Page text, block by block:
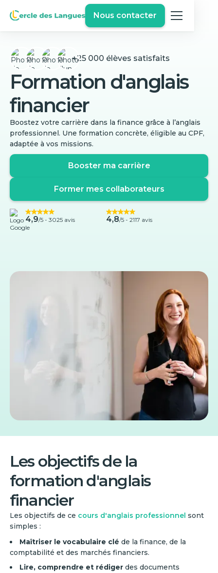
Nous contacter
+25 000 élèves satisfaits
Formation d'anglais
financier
Boostez votre carrière dans la finance grâce à l’anglais
professionnel. Une formation concrète, éligible au CPF,
adaptée à vos missions.
Booster ma carrière
Former mes collaborateurs
4,9/5 - 3025 avis 4,8/5 - 2117 avis
Les objectifs de la
formation d'anglais
financier
Les objectifs de ce cours d'anglais professionnel sont
simples :
Maîtriser le vocabulaire clé de la finance, de la
comptabilité et des marchés financiers.
Lire, comprendre et rédiger des documents